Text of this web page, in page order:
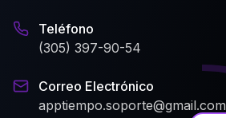
Teléfono
(305) 397-90-54
Correo Electrónico
apptiempo.soporte@gmail.com